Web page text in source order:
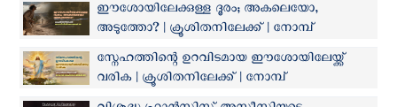
ഈശോയിലേക്കുള്ള ദൂരം; അകലെയോ,
അടുത്തോ? | ക്രൂശിതനിലേക്ക് | നോമ്പ്
വിചിന്തനങ്ങൾ 43
സ്നേഹത്തിന്റെ ഉറവിടമായ ഈശോയിലേയ്ക്ക്
വരിക | ക്രൂശിതനിലേക്ക് | നോമ്പ്
വിചിന്തനങ്ങൾ 23